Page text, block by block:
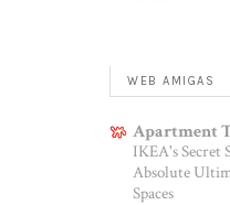
WEB AMIGAS
Apartment
IKEA's Secret
Absolute
Spaces